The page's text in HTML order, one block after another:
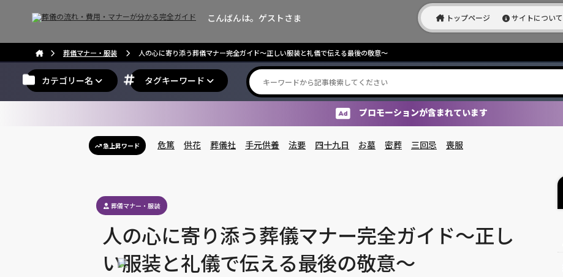
こんばんは。ゲストさま トップページ サイトについて
葬儀マナー・服装 人の心に寄り添う葬儀マナー完全ガイド〜正しい服装と礼儀で伝える最後の敬意〜
カテゴリー名 タグキーワード
プロモーションが含まれています
急上昇ワード 危篤 供花 葬儀社 手元供養 法要 四十九日 お墓 密葬 三回忌 喪服
葬儀マナー・服装
人の心に寄り添う葬儀マナー完全ガイド〜正し
い服装と礼儀で伝える最後の敬意〜